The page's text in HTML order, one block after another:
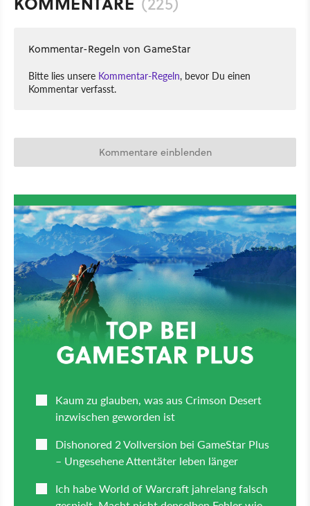
Kommentar-Regeln von GameStar
Bitte lies unsere Kommentar-Regeln, bevor Du einen
Kommentar verfasst.
Kommentare einblenden